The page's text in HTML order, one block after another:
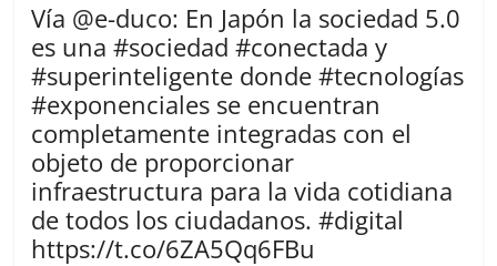
Vía @e-duco: En Japón la sociedad 5.0
es una #sociedad #conectada y
#superinteligente donde #tecnologías
#exponenciales se encuentran
completamente integradas con el
objeto de proporcionar
infraestructura para la vida cotidiana
de todos los ciudadanos. #digital
https://t.co/6ZA5Qq6FBu